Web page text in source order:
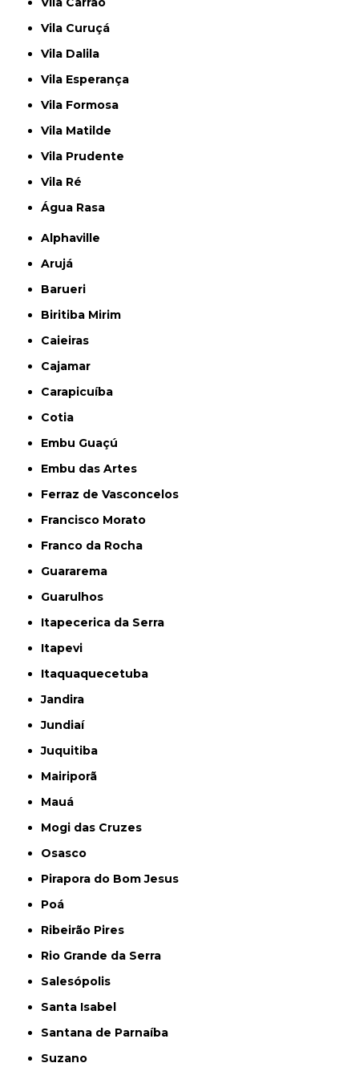
Vila Curuçá
Vila Dalila
Vila Esperança
Vila Formosa
Vila Matilde
Vila Prudente
Vila Ré
Água Rasa
Alphaville
Arujá
Barueri
Biritiba Mirim
Caieiras
Cajamar
Carapicuíba
Cotia
Embu Guaçú
Embu das Artes
Ferraz de Vasconcelos
Francisco Morato
Franco da Rocha
Guararema
Guarulhos
Itapecerica da Serra
Itapevi
Itaquaquecetuba
Jandira
Jundiaí
Juquitiba
Mairiporã
Mauá
Mogi das Cruzes
Osasco
Pirapora do Bom Jesus
Poá
Ribeirão Pires
Rio Grande da Serra
Salesópolis
Santa Isabel
Santana de Parnaíba
Suzano